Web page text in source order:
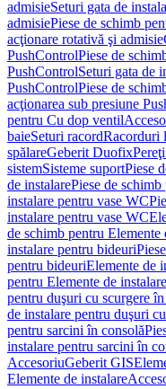
admisieSeturi gata de
admisiePiese de schimb
acţionare rotativă şi admisie
PushControlPiese de
PushControlSeturi gata de
PushControlPiese de
acţionarea sub presiune
pentru Cu dop ventil
baieSeturi racordRacorduri
spălareGeberit Duofix
sistemSisteme suportPiese
de instalarePiese de
instalare pentru vase WC
instalare pentru vase WC
de schimb pentru
instalare pentru bideuri
pentru bideuriElemente de
pentru Elemente de
pentru duşuri cu scurgere în
de instalare pentru duşuri
pentru sarcini în consolă
instalare pentru sarcini în
AccesoriuGeberit GIS
Elemente de instalare